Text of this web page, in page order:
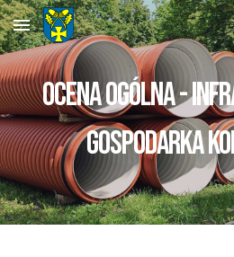
Skip to main content
ocena ogólna -
GOSPODARKA